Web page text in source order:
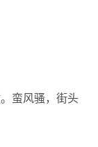
蛮风骚，街头